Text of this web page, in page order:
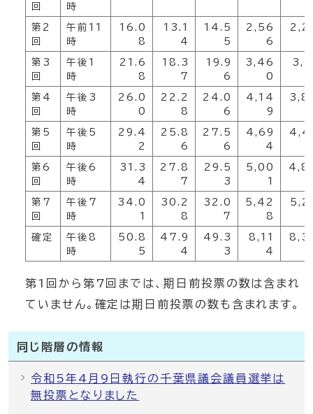
回
時
第2
回
午前11
時
16.0
8
13.1
4
14.5
5
2,56
6
第3
回
午後1
時
21.6
8
18.3
7
19.9
6
3,46
0
第4
回
午後3
時
26.0
0
22.2
8
24.0
6
4,14
9
第5
回
午後5
時
29.4
2
25.8
6
27.5
6
4,69
4
第6
回
午後6
時
31.3
4
27.8
7
29.5
3
5,00
1
第7
回
午後7
時
34.0
1
30.2
8
32.0
7
5,42
8
確定
午後8
時
50.8
5
47.9
4
49.3
3
8,11
4
第1回から第7回までは、期日前投票の数は含まれ
ていません。確定は期日前投票の数も含まれます。
同じ階層の情報
令和5年4月9日執行の千葉県議会議員選挙は
無投票となりました